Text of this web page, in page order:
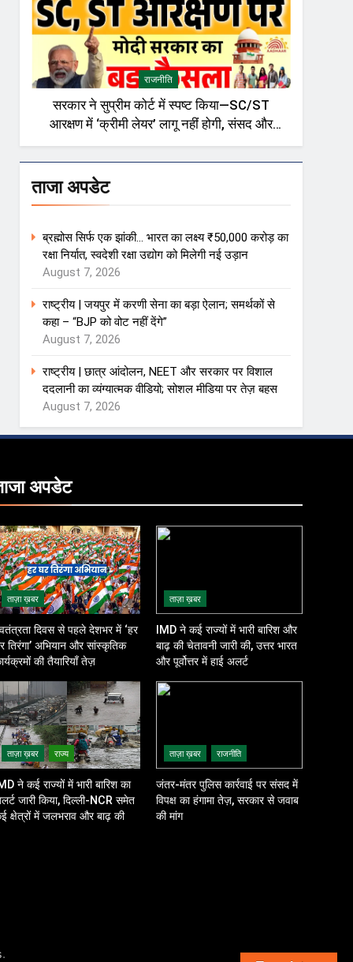
राजनीति
सरकार ने सुप्रीम कोर्ट में स्पष्ट किया—SC/ST
आरक्षण में ‘क्रीमी लेयर’ लागू नहीं होगी, संसद और
राजनीतिक गलियारों में बहस तेज़
ताजा अपडेट
ब्रह्मोस सिर्फ एक झांकी… भारत का लक्ष्य ₹50,000 करोड़ का
रक्षा निर्यात, स्वदेशी रक्षा उद्योग को मिलेगी नई उड़ान
August 7, 2026
राष्ट्रीय | जयपुर में करणी सेना का बड़ा ऐलान; समर्थकों से
कहा – “BJP को वोट नहीं देंगे”
August 7, 2026
राष्ट्रीय | छात्र आंदोलन, NEET और सरकार पर विशाल
ददलानी का व्यंग्यात्मक वीडियो; सोशल मीडिया पर तेज़ बहस
August 7, 2026
अपडेट
ताज़ा ख़बर
दिवस से पहले देशभर में ‘हर
तिरंगा’ अभियान और सांस्कृतिक
की तैयारियाँ तेज़
ताज़ा ख़बर
IMD ने कई राज्यों में भारी बारिश और
बाढ़ की चेतावनी जारी की, उत्तर भारत
और पूर्वोत्तर में हाई अलर्ट
ताज़ा ख़बर राज्य
ने कई राज्यों में भारी बारिश का
जारी किया, दिल्ली-NCR समेत
क्षेत्रों में जलभराव और बाढ़ की
ताज़ा ख़बर राजनीति
जंतर-मंतर पुलिस कार्रवाई पर संसद में
विपक्ष का हंगामा तेज़, सरकार से जवाब
की मांग
.